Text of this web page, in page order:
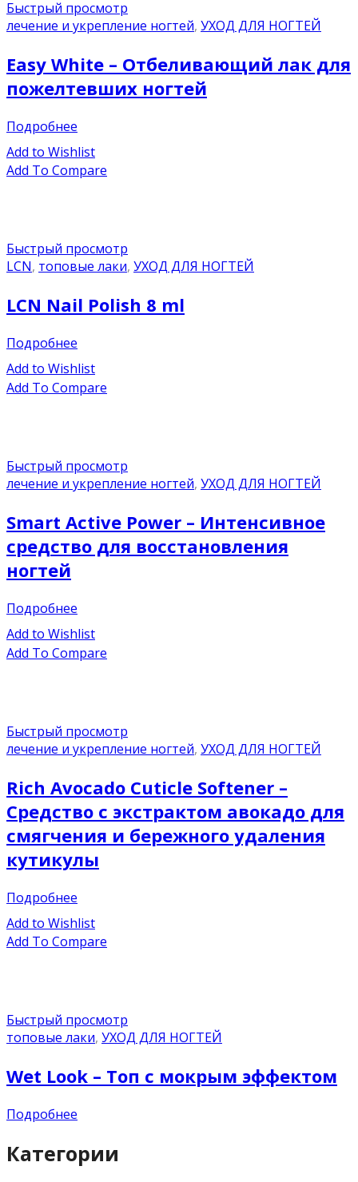
Быстрый просмотр
лечение и укрепление ногтей, УХОД ДЛЯ НОГТЕЙ
Easy White – Отбеливающий лак для
пожелтевших ногтей
Подробнее
Add to Wishlist
Add To Compare
Быстрый просмотр
LCN, топовые лаки, УХОД ДЛЯ НОГТЕЙ
LCN Nail Polish 8 ml
Подробнее
Add to Wishlist
Add To Compare
Быстрый просмотр
лечение и укрепление ногтей, УХОД ДЛЯ НОГТЕЙ
Smart Active Power – Интенсивное
средство для восстановления
ногтей
Подробнее
Add to Wishlist
Add To Compare
Быстрый просмотр
лечение и укрепление ногтей, УХОД ДЛЯ НОГТЕЙ
Rich Avocado Cuticle Softener –
Средство с экстрактом авокадо для
смягчения и бережного удаления
кутикулы
Подробнее
Add to Wishlist
Add To Compare
Быстрый просмотр
топовые лаки, УХОД ДЛЯ НОГТЕЙ
Wet Look – Топ с мокрым эффектом
Подробнее
Категории